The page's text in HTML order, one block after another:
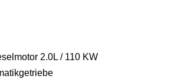
2.0L / 110 KW